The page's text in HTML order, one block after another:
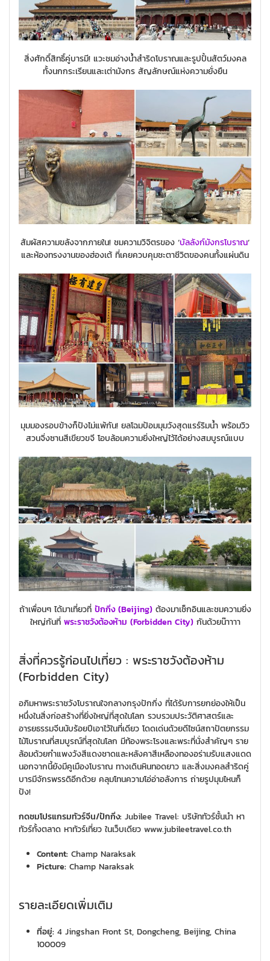
สิ่งศักดิ์สิทธิ์คู่บารมี! แวะชมอ่างน้ำสำริดโบราณและรูปปั้นสัตว์มงคล
ทั้งนกกระเรียนและเต่ามังกร สัญลักษณ์แห่งความยั่งยืน
สัมผัสความขลังจากภายใน! ชมความวิจิตรของ ‘บัลลังก์มังกรโบราณ‘
และห้องทรงงานของฮ่องเต้ ที่เคยควบคุมชะตาชีวิตของคนทั้งแผ่นดิน
มุมมองรอบข้างก็ปังไม่แพ้กัน! ยลโฉมป้อมมุมวังสุดแรร์ริมน้ำ พร้อมวิว
สวนจิ่งซานสีเขียวขจี โอบล้อมความยิ่งใหญ่ไว้ได้อย่างสมบูรณ์แบบ
ถ้าเพื่อนๆ ได้มาเที่ยวที่ ปักกิ่ง (Beijing) ต้องมาเช็กอินและชมความยิ่ง
ใหญ่กันที่ พระราชวังต้องห้าม (Forbidden City) กันด้วยน๊าาาา
สิ่งที่ควรรู้ก่อนไปเที่ยว : พระราชวังต้องห้าม
(Forbidden City)
อภิมหาพระราชวังโบราณใจกลางกรุงปักกิ่ง ที่ได้รับการยกย่องให้เป็น
หนึ่งในสิ่งก่อสร้างที่ยิ่งใหญ่ที่สุดในโลก รวบรวมประวัติศาสตร์และ
อารยธรรมจีนนับร้อยปีเอาไว้ในที่เดียว โดดเด่นด้วยดีไซน์สถาปัตยกรรม
ไม้โบราณที่สมบูรณ์ที่สุดในโลก มีท้องพระโรงและพระที่นั่งสำคัญๆ ราย
ล้อมด้วยกำแพงวังสีแดงชาดและหลังคาสีเหลืองทองอร่ามรับแสงแดด
นอกจากนี้ยังมีคูเมืองโบราณ ทางเดินหินทอดยาว และสิ่งมงคลสำริดคู่
บารมีจักรพรรดิอีกด้วย คลุมโทนความโอ่อ่าอลังการ ถ่ายรูปมุมไหนก็
ปัง!
กดชมโปรแกรมทัวร์จีน/ปักกิ่ง: Jubilee Travel: บริษัททัวร์ชั้นนำ หา
ทัวร์ทั้งตลาด หาทัวร์เที่ยว ในเว็บเดียว www.jubileetravel.co.th
Content: Champ Naraksak
Picture: Champ Naraksak
รายละเอียดเพิ่มเติม
ที่อยู่: 4 Jingshan Front St, Dongcheng, Beijing, China
100009